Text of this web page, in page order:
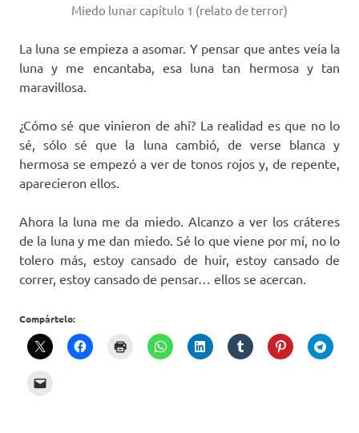
Miedo lunar capítulo 1 (relato de terror)
La luna se empieza a asomar. Y pensar que antes veía la
luna y me encantaba, esa luna tan hermosa y tan
maravillosa.
¿Cómo sé que vinieron de ahí? La realidad es que no lo
sé, sólo sé que la luna cambió, de verse blanca y
hermosa se empezó a ver de tonos rojos y, de repente,
aparecieron ellos.
Ahora la luna me da miedo. Alcanzo a ver los cráteres
de la luna y me dan miedo. Sé lo que viene por mí, no lo
tolero más, estoy cansado de huir, estoy cansado de
correr, estoy cansado de pensar… ellos se acercan.
Compártelo: